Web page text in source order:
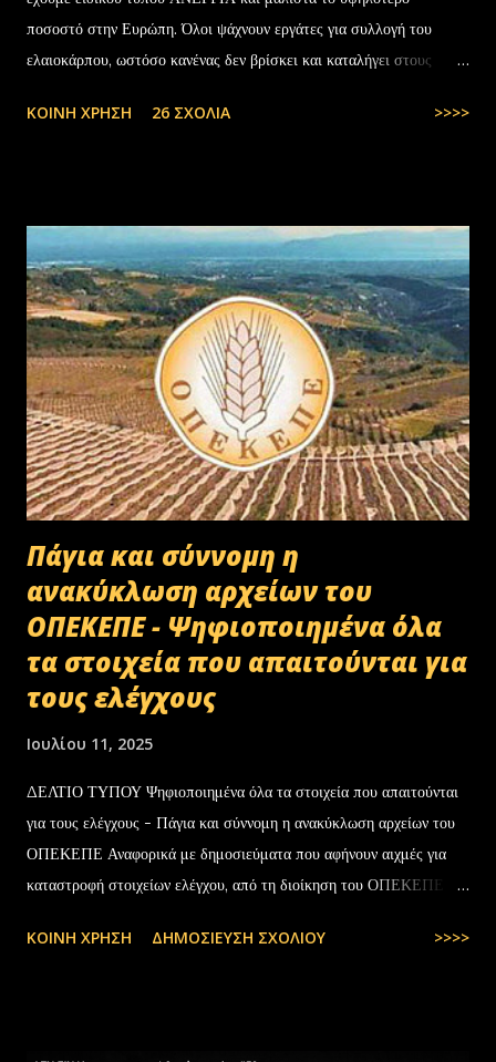
ποσοστό στην Ευρώπη. Όλοι ψάχνουν εργάτες για συλλογή του
ελαιοκάρπου, ωστόσο κανένας δεν βρίσκει και καταλήγει στους
στην Ελλάδα, πάλι δεν μας φτάνουν. Στην Ελλάδα του 1.000.000
ΚΟΙΝΉ ΧΡΉΣΗ 26 ΣΧΌΛΙΑ >>>>
Πάγια και σύννομη η
ανακύκλωση αρχείων του
ΟΠΕΚΕΠΕ - Ψηφιοποιημένα όλα
τα στοιχεία που απαιτούνται για
τους ελέγχους
Ιουλίου 11, 2025
ΔΕΛΤΙΟ ΤΥΠΟΥ Ψηφιοποιημένα όλα τα στοιχεία που απαιτούνται
για τους ελέγχους - Πάγια και σύννομη η ανακύκλωση αρχείων του
ΟΠΕΚΕΠΕ Αναφορικά με δημοσιεύματα που αφήνουν αιχμές για
καταστροφή στοιχείων ελέγχου, από τη διοίκηση του ΟΠΕΚΕΠΕ
εστάλη προς ανακύκλωση στις 10-07-2025 στην Θεσσαλονίκη,
ΚΟΙΝΉ ΧΡΉΣΗ ΔΗΜΟΣΊΕΥΣΗ ΣΧΟΛΊΟΥ >>>>